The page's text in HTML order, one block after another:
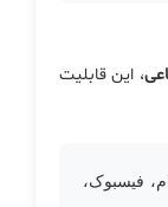
، این قابلیت
فیسبوک،